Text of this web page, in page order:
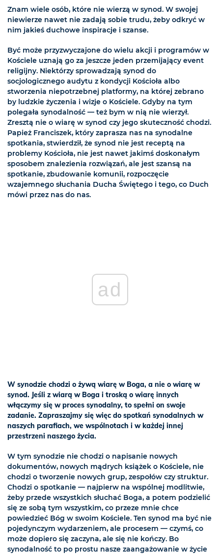
Znam wiele osób, które nie wierzą w synod. W swojej
niewierze nawet nie zadają sobie trudu, żeby odkryć w
nim jakieś duchowe inspiracje i szanse.
Być może przyzwyczajone do wielu akcji i programów w
Kościele uznają go za jeszcze jeden przemijający event
religijny. Niektórzy sprowadzają synod do
socjologicznego audytu z kondycji Kościoła albo
stworzenia niepotrzebnej platformy, na której zebrano
by ludzkie życzenia i wizje o Kościele. Gdyby na tym
polegała synodalność — też bym w nią nie wierzył.
Zresztą nie o wiarę w synod czy jego skuteczność chodzi.
Papież Franciszek, który zaprasza nas na synodalne
spotkania, stwierdził, że synod nie jest receptą na
problemy Kościoła, nie jest nawet jakimś doskonałym
sposobem znalezienia rozwiązań, ale jest szansą na
spotkanie, zbudowanie komunii, rozpoczęcie
wzajemnego słuchania Ducha Świętego i tego, co Duch
mówi przez nas do nas.
ad
W synodzie chodzi o żywą wiarę w Boga, a nie o wiarę w
synod. Jeśli z wiarą w Boga i troską o wiarę innych
włączymy się w proces synodalny, to spełni on swoje
zadanie. Zapraszajmy się więc do spotkań synodalnych w
naszych parafiach, we wspólnotach i w każdej innej
przestrzeni naszego życia.
W tym synodzie nie chodzi o napisanie nowych
dokumentów, nowych mądrych książek o Kościele, nie
chodzi o tworzenie nowych grup, zespołów czy struktur.
Chodzi o spotkanie — najpierw na wspólnej modlitwie,
żeby przede wszystkich słuchać Boga, a potem podzielić
się ze sobą tym wszystkim, co przeze mnie chce
powiedzieć Bóg w swoim Kościele. Ten synod ma być nie
pojedynczym wydarzeniem, ale procesem — czymś, co
może dopiero się zaczyna, ale się nie kończy. Bo
synodalność to po prostu nasze zaangażowanie w życie